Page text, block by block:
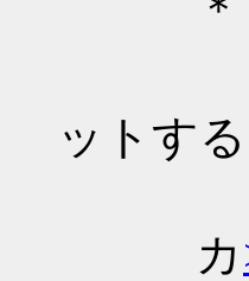
たた
ットす
カ